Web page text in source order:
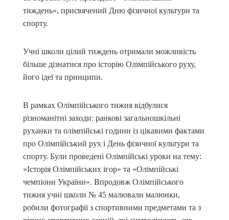
тиждень», присвячений Дню фізичної культури та
спорту.
Учні школи цілий тиждень отримали можливість
більше дізнатися про історію Олімпійського руху,
його ідеї та принципи.
В рамках Олімпійського тижня відбулися
різноманітні заходи: ранкові загальношкільні
руханки та олімпійські години із цікавими фактами
про Олімпійський рух і День фізичної культури та
спорту. Були проведені Олімпійські уроки на тему:
«Історія Олімпійських ігор» та «Олімпійські
чемпіони України». Впродовж Олімпійського
тижня учні школи № 45 малювали малюнки,
робили фотографії з спортивними предметами та з